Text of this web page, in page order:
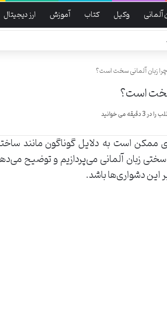
آلمانی وکیل کتاب آموزش ارز دیجیتال
چرا زبان آلمانی سخت است؟
سخت است؟
می خوانید
است به دلایل گوناگون مانند
زبان آلمانی می‌پردازیم و توضیح
این دشواری‌ها باشد.